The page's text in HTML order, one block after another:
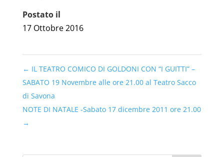
Postato il
17 Ottobre 2016
← IL TEATRO COMICO DI GOLDONI CON “I GUITTI” –
SABATO 19 Novembre alle ore 21.00 al Teatro Sacco
di Savona
NOTE DI NATALE -Sabato 17 dicembre 2011 ore 21.00
→